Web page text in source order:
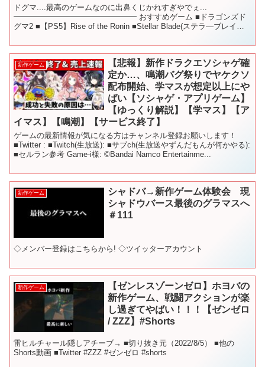
ドグマ....最高のゲームなのに出鼻くじかれすぎやでぇ...
━━━━━━━━━━━━━━━━ おすすめゲーム ■ドラゴンズド
グマ2 ■【PS5】Rise of the Ronin ■Stellar Blade(ステラ―ブレイド)
新作ゲーム
【悲報】新作ドラクエソシャゲ確
定か…、鳴潮バグ祭りでヤケクソ
配布開始、学マスが想定以上にや
ばい【ソシャゲ・アプリゲーム】
【ゆっくり解説】【学マス】【ア
イマス】【鳴潮】【サービス終了】
ゲームの最新情報が気になる方はチャンネル登録お願いします！
■Twitter : ■Twitch(生放送): ■サブch(生放送やずんだもんが何かやる):
■セルラン参考 Game-i様: ©Bandai Namco Entertainme...
新作ゲーム
シャドバ→新作ゲーム体験会 現
シャドウバース最後のグラマスへ
＃111
◇メンバー登録はこちらから! ◇ツイッターアカウント
新作ゲーム
【ゼンレスゾーンゼロ】ホヨバの
新作ゲーム、戦闘アクションが楽
し過ぎてやばい！！！【ゼンゼロ
/ ZZZ】#Shorts
雷ヒルチャール隠しアチーブ→ ■切り抜き元（2022/8/5） ■他の
Shorts動画 ■Twitter #ZZZ #ゼンゼロ #shorts